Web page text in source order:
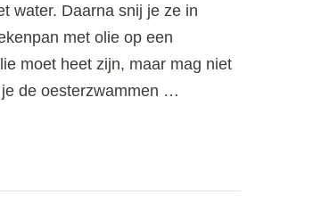
water. Daarna snij je ze in
met olie op een
moet heet zijn, maar mag niet
de oesterzwammen …